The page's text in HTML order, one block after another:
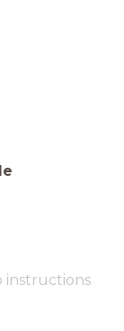
instructions